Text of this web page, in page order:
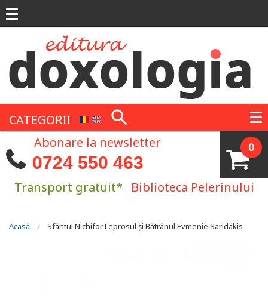
CATEGORII
0
Abonare la newsletter
0724 550 463
Transport gratuit* Biblioteca Pelerinului
Eşti aici
Acasă Sfântul Nichifor Leprosul și Bătrânul Evmenie Saridakis